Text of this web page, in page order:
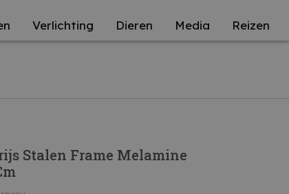
Verlichting Dieren Media Reizen
Stalen Frame Melamine